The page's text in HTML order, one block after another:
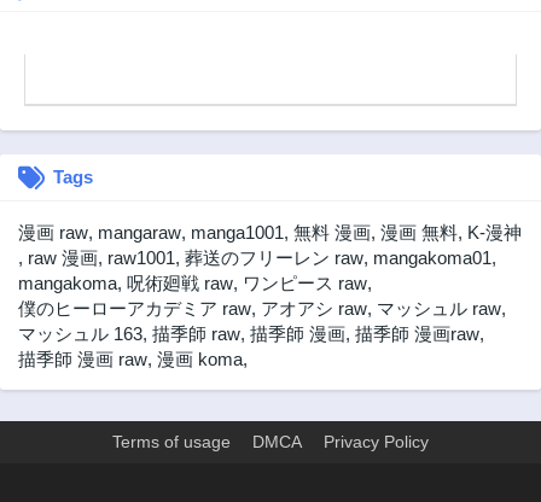
Tags
漫画 raw, mangaraw, manga1001, 無料 漫画, 漫画 無料, K-漫神
, raw 漫画, raw1001, 葬送のフリーレン raw, mangakoma01,
mangakoma, 呪術廻戦 raw, ワンピース raw,
僕のヒーローアカデミア raw, アオアシ raw, マッシュル raw,
マッシュル 163, 描季師 raw, 描季師 漫画, 描季師 漫画raw,
描季師 漫画 raw, 漫画 koma,
Terms of usage DMCA Privacy Policy